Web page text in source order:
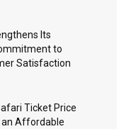
Its
to
Satisfaction
Ticket Price
an Affordable